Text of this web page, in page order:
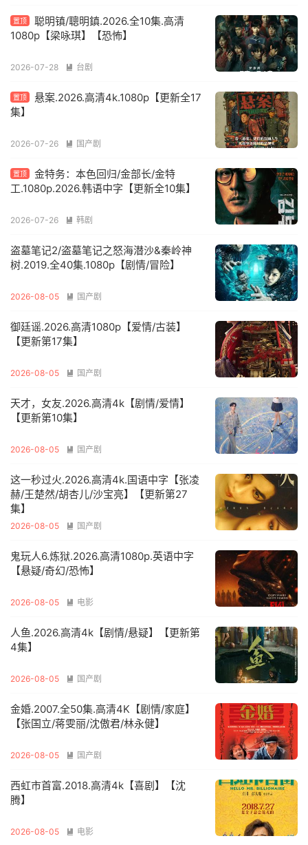
置顶
聪明镇/聰明鎮.2026.全10集.高清
1080p【梁咏琪】【恐怖】
2026-07-28  台剧
置顶
悬案.2026.高清4k.1080p【更新全17
集】
2026-07-26  国产剧
置顶
金特务：本色回归/金部长/金特
工.1080p.2026.韩语中字【更新全10集】
2026-07-26  韩剧
盗墓笔记2/盗墓笔记之怒海潜沙&秦岭神
树.2019.全40集.1080p【剧情/冒险】
2026-08-05  国产剧
御廷谣.2026.高清1080p【爱情/古装】
【更新第17集】
2026-08-05  国产剧
天才，女友.2026.高清4k【剧情/爱情】
【更新第10集】
2026-08-05  国产剧
这一秒过火.2026.高清4k.国语中字【张凌
赫/王楚然/胡杏儿/沙宝亮】【更新第27
集】
2026-08-05  国产剧
鬼玩人6.炼狱.2026.高清1080p.英语中字
【悬疑/奇幻/恐怖】
2026-08-05  电影
人鱼.2026.高清4k【剧情/悬疑】【更新第
4集】
2026-08-05  国产剧
金婚.2007.全50集.高清4K【剧情/家庭】
【张国立/蒋雯丽/沈傲君/林永健】
2026-08-05  国产剧
西虹市首富.2018.高清4k【喜剧】【沈
腾】
2026-08-05  电影